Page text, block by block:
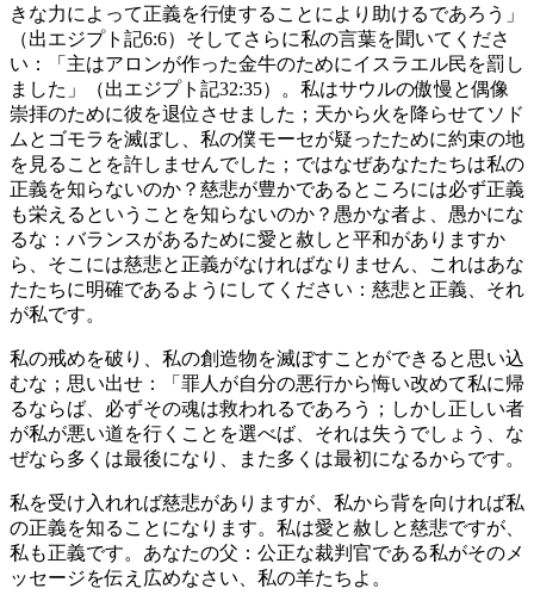
きな力によって正義を行使することにより助けるであろう」
（出エジプト記6:6）そしてさらに私の言葉を聞いてくださ
い：「主はアロンが作った金牛のためにイスラエル民を罰し
ました」（出エジプト記32:35）。私はサウルの傲慢と偶像
崇拝のために彼を退位させました；天から火を降らせてソド
ムとゴモラを滅ぼし、私の僕モーセが疑ったために約束の地
を見ることを許しませんでした；ではなぜあなたたちは私の
正義を知らないのか？慈悲が豊かであるところには必ず正義
も栄えるということを知らないのか？愚かな者よ、愚かにな
るな：バランスがあるために愛と赦しと平和がありますか
ら、そこには慈悲と正義がなければなりません、これはあな
たたちに明確であるようにしてください：慈悲と正義、それ
が私です。
私の戒めを破り、私の創造物を滅ぼすことができると思い込
むな；思い出せ：「罪人が自分の悪行から悔い改めて私に帰
るならば、必ずその魂は救われるであろう；しかし正しい者
が私が悪い道を行くことを選べば、それは失うでしょう、な
ぜなら多くは最後になり、また多くは最初になるからです。
私を受け入れれば慈悲がありますが、私から背を向ければ私
の正義を知ることになります。私は愛と赦しと慈悲ですが、
私も正義です。あなたの父：公正な裁判官である私がそのメ
ッセージを伝え広めなさい、私の羊たちよ。